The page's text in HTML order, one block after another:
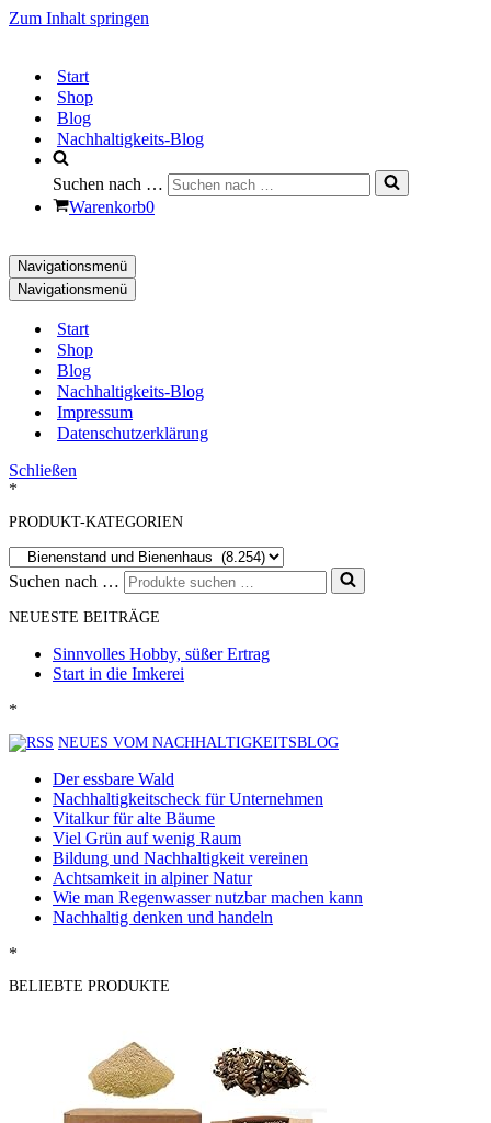
Zum Inhalt springen
Start
Shop
Blog
Nachhaltigkeits-Blog
Suchen nach …
Warenkorb0
Navigationsmenü
Navigationsmenü
Start
Shop
Blog
Nachhaltigkeits-Blog
Impressum
Datenschutzerklärung
Schließen
*
PRODUKT-KATEGORIEN
Suchen nach …
NEUESTE BEITRÄGE
Sinnvolles Hobby, süßer Ertrag
Start in die Imkerei
*
NEUES VOM NACHHALTIGKEITSBLOG
Der essbare Wald
Nachhaltigkeitscheck für Unternehmen
Vitalkur für alte Bäume
Viel Grün auf wenig Raum
Bildung und Nachhaltigkeit vereinen
Achtsamkeit in alpiner Natur
Wie man Regenwasser nutzbar machen kann
Nachhaltig denken und handeln
*
BELIEBTE PRODUKTE